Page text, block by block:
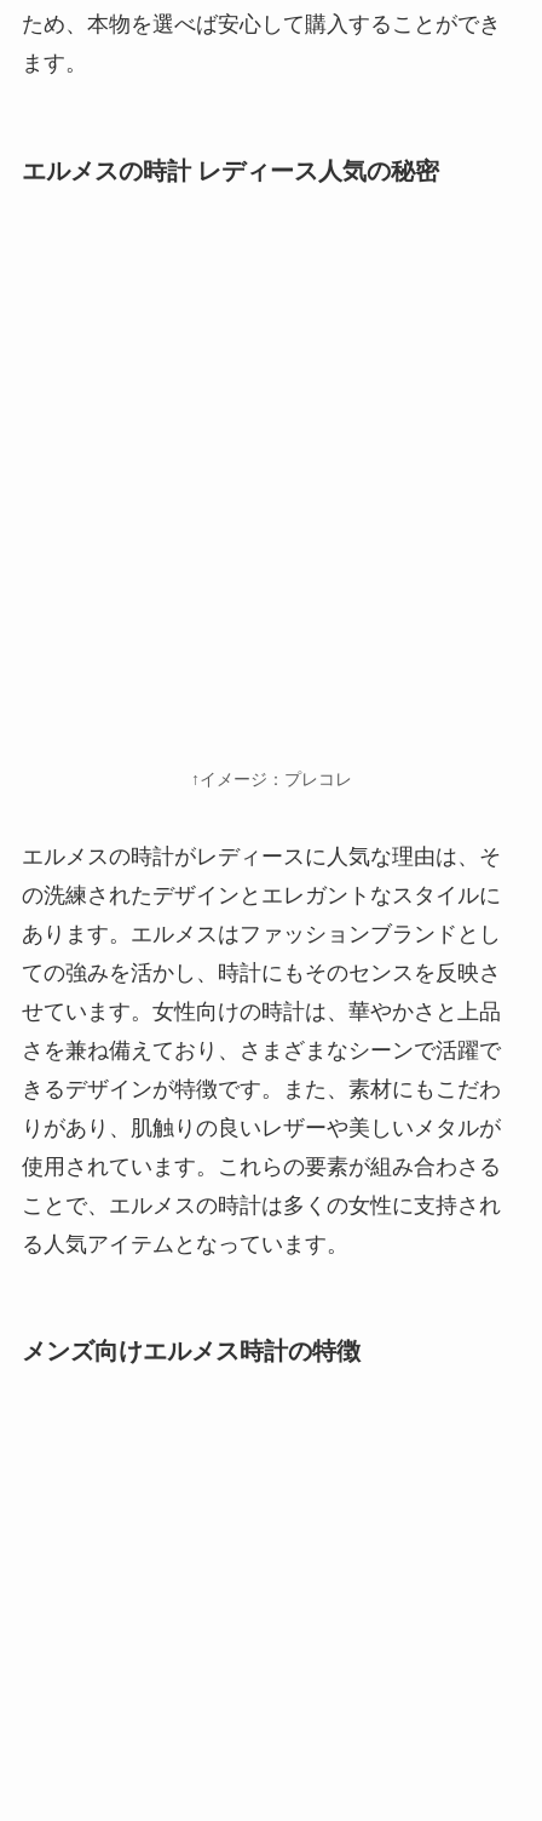
ため、本物を選べば安心して購入することができ
ます。
エルメスの時計 レディース人気の秘密
↑イメージ：プレコレ
エルメスの時計がレディースに人気な理由は、そ
の洗練されたデザインとエレガントなスタイルに
あります。エルメスはファッションブランドとし
ての強みを活かし、時計にもそのセンスを反映さ
せています。女性向けの時計は、華やかさと上品
さを兼ね備えており、さまざまなシーンで活躍で
きるデザインが特徴です。また、素材にもこだわ
りがあり、肌触りの良いレザーや美しいメタルが
使用されています。これらの要素が組み合わさる
ことで、エルメスの時計は多くの女性に支持され
る人気アイテムとなっています。
メンズ向けエルメス時計の特徴